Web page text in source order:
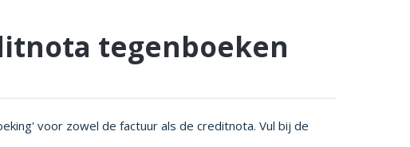
tegenboeken
voor zowel de factuur als de creditnota. Vul bij de